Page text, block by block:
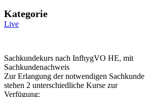
Kategorie
Live
Sachkundekurs nach InfhygVO HE, mit
Sachkundenachweis
Zur Erlangung der notwendigen Sachkunde
stehen 2 unterschiedliche Kurse zur
Verfügung: